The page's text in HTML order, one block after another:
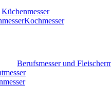
Küchenmesser
Kochmesser
Berufsmesser und